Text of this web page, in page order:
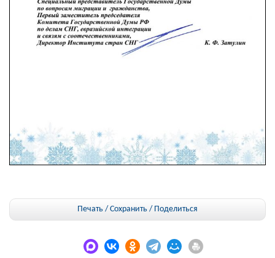
Печать / Сохранить / Поделиться